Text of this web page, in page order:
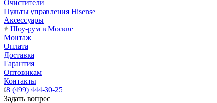
Очистители
Пульты управления Hisense
Аксессуары
Шоу-рум в Москве
Монтаж
Оплата
Доставка
Гарантия
Оптовикам
Контакты
8 (499) 444-30-25
Задать вопрос